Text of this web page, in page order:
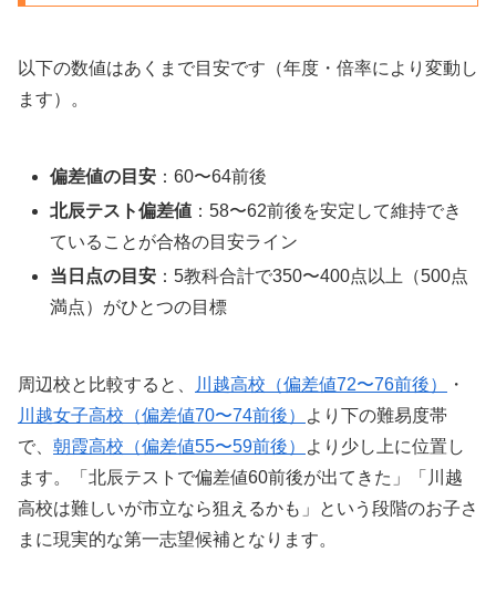
以下の数値はあくまで目安です（年度・倍率により変動し
ます）。
偏差値の目安 ：60〜64前後
北辰テスト偏差値 ：58〜62前後を安定して維持でき
ていることが合格の目安ライン
当日点の目安 ：5教科合計で350〜400点以上（500点
満点）がひとつの目標
周辺校と比較すると、 川越高校（偏差値72〜76前後）
・
川越女子高校（偏差値70〜74前後）
より下の難易度帯
で、 朝霞高校（偏差値55〜59前後）
より少し上に位置し
ます。「北辰テストで偏差値60前後が出てきた」「川越
高校は難しいが市立なら狙えるかも」という段階のお子さ
まに現実的な第一志望候補となります。